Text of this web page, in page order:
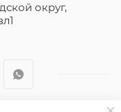
округ,